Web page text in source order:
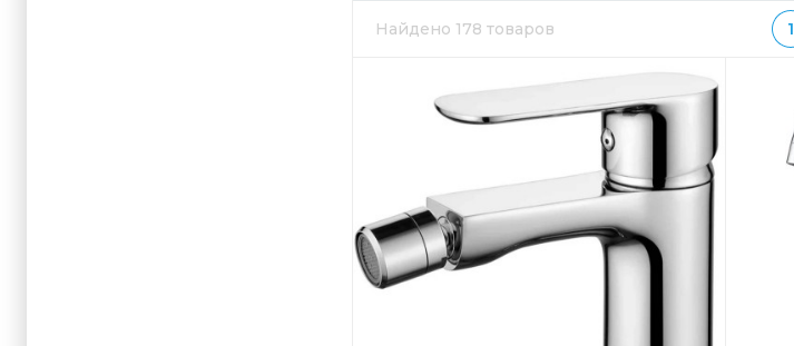
Stick
Vent-i2
Wolobby
Найдено 178 товаров 1